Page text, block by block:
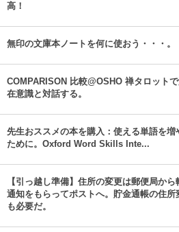
高！
無印の文庫本ノートを何に使おう・・・。
COMPARISON 比較@OSHO 禅タロット
在意識と対話する。
先生おススメの本を購入：使える単語を増
ために。Oxford Word Skills Inte...
【引っ越し準備】住所の変更は郵便局から
通知をもらってポストへ。貯金通帳の住所
も必要だ。